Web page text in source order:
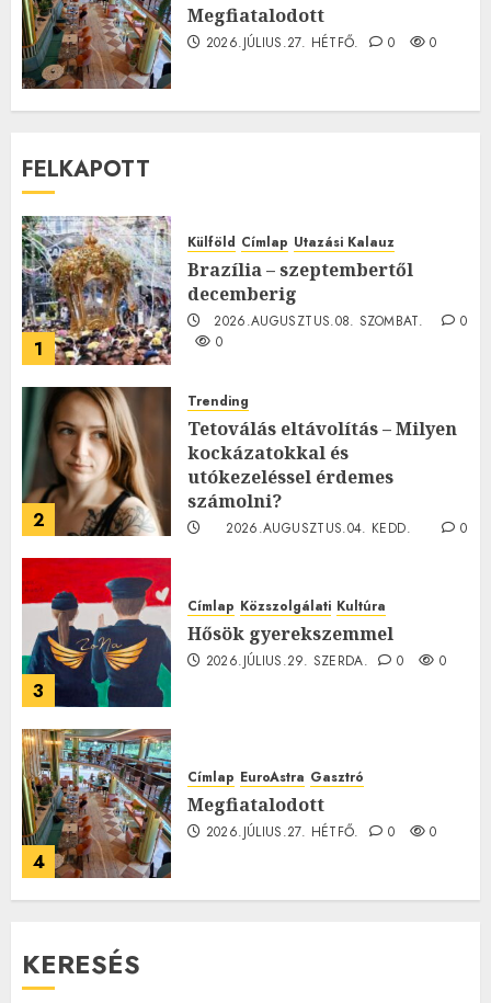
Megfiatalodott
2026.JÚLIUS.27. HÉTFŐ. 0 0
FELKAPOTT
1
Külföld Címlap Utazási Kalauz
Brazília – szeptembertől
decemberig
2026.AUGUSZTUS.08. SZOMBAT.
0
0
2
Trending
Tetoválás eltávolítás – Milyen
kockázatokkal és
utókezeléssel érdemes
számolni?
2026.AUGUSZTUS.04. KEDD.
0
3
Címlap Közszolgálati Kultúra
Hősök gyerekszemmel
2026.JÚLIUS.29. SZERDA. 0 0
4
Címlap EuroAstra Gasztró
Megfiatalodott
2026.JÚLIUS.27. HÉTFŐ. 0 0
KERESÉS